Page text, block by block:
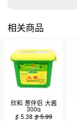
相关商品
欣和 葱伴侣 大酱
300g
$ 5.38 $5.99